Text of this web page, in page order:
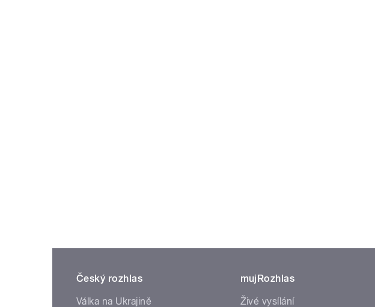
Český rozhlas
Válka na Ukrajině
mujRozhlas
Živé vysílání